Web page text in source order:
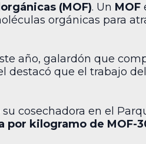
(MOF). Un MOF
orgánicas para
año, galardón que
destacó que el trabajo
cosechadora en el
por kilogramo de MOF-